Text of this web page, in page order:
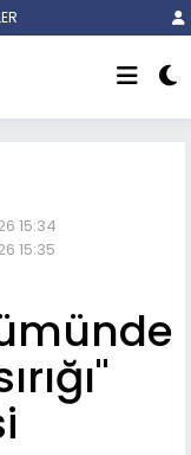
15:34
15:35